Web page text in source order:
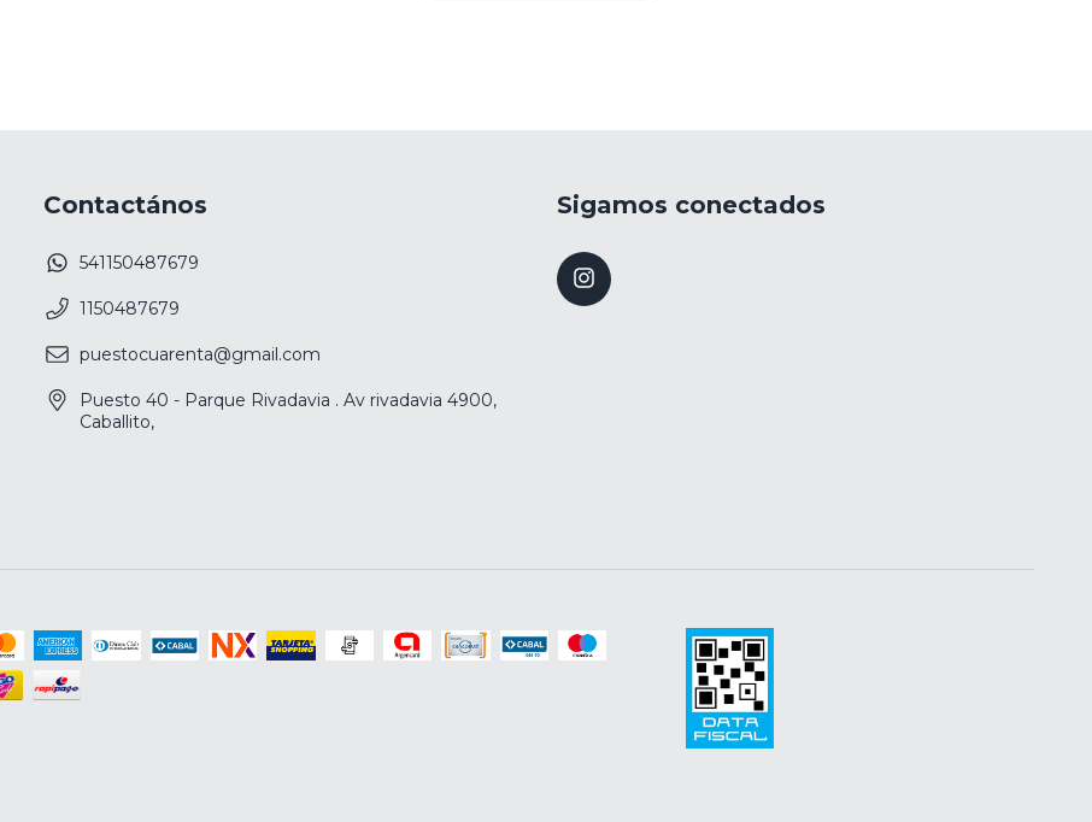
Contactános
541150487679
1150487679
puestocuarenta@gmail.com
Puesto 40 - Parque Rivadavia . Av rivadavia 4900,
Caballito,
Sigamos conectados